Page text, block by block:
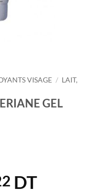
VISAGE / LAIT,
GEL
DTLe